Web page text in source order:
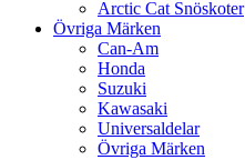
Arctic Cat Snöskoter
Övriga Märken
Can-Am
Honda
Suzuki
Kawasaki
Universaldelar
Övriga Märken